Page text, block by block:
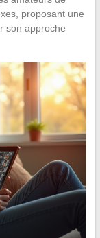
proposant une
son approche